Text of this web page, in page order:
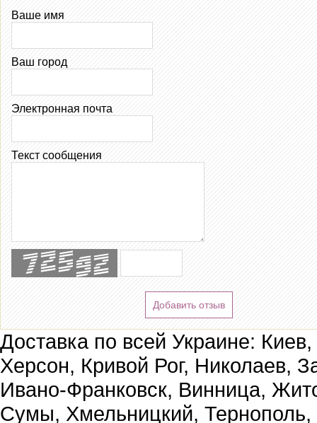
Ваше имя
Ваш город
Электронная почта
Текст сообщения
Добавить отзыв
Доставка по всей Украине:
Херсон, Кривой Рог, Николаев,
Ивано-Франковск, Винница,
Сумы, Хмельницкий, Тернополь,